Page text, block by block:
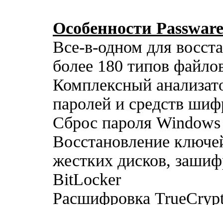
Особенности
Все-в-одном для
более 180 типов
Комплексный
паролей и средств
Сброс пароля
Восстановление
жестких дисков,
BitLocker
Расшифровка